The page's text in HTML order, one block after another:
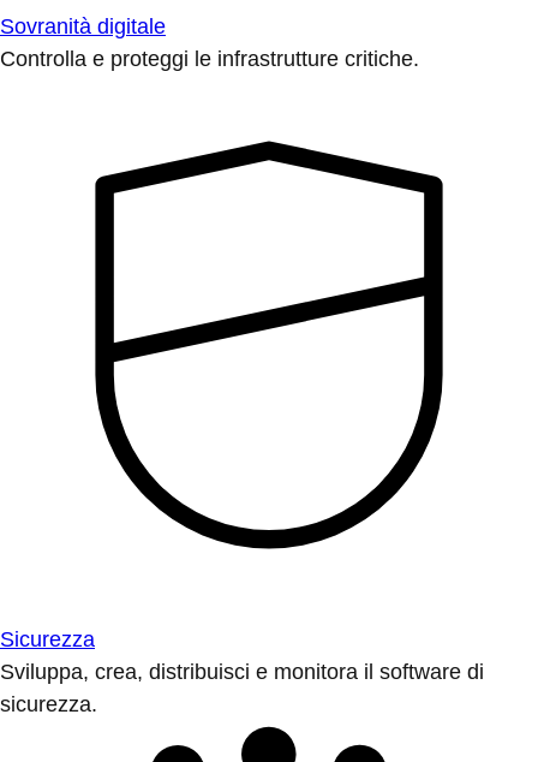
Sovranità digitale
Controlla e proteggi le infrastrutture critiche.
Sicurezza
Sviluppa, crea, distribuisci e monitora il software di
sicurezza.